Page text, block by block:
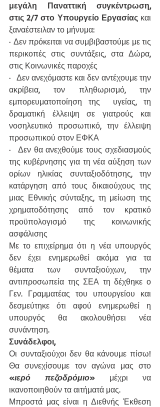
μεγάλη Παναττική συγκέντρωση,
στις 2/7 στο Υπουργείο Εργασίας και
ξαναέστειλαν το μήνυμα:
· Δεν πρόκειται να συμβιβαστούμε με τις
περικοπές στις συντάξεις, στα Δώρα,
στις Κοινωνικές παροχές
·  Δεν ανεχόμαστε και δεν αντέχουμε την
ακρίβεια, τον πληθωρισμό, την
εμπορευματοποίηση της  υγείας, τη
δραματική έλλειψη σε γιατρούς και
νοσηλευτικό προσωπικό, την έλλειψη
προσωπικού στον ΕΦΚΑ
·  Δεν θα ανεχθούμε τους σχεδιασμούς
της κυβέρνησης για τη νέα αύξηση των
ορίων ηλικίας συνταξιοδότησης, την
κατάργηση από τους δικαιούχους της
μιας Εθνικής σύνταξης, τη μείωση της
χρηματοδότησης από τον κρατικό
προϋπολογισμό της κοινωνικής
ασφάλισης
Με το επιχείρημα ότι η νέα υπουργός
δεν έχει ενημερωθεί ακόμα για τα
θέματα των συνταξιούχων, την
αντιπροσωπεία της ΣΕΑ τη δέχθηκε ο
Γεν. Γραμματέας του υπουργείου και
δεσμεύτηκε ότι αφού ενημερωθεί η
υπουργός θα ακολουθήσει νέα
συνάντηση.
Συνάδελφοι,
Οι συνταξιούχοι δεν θα κάνουμε πίσω!
«ιερό πεζοδρόμιο» μέχρι να
ικανοποιηθούν τα αιτήματά μας.
Μπροστά μας είναι η Διεθνής Έκθεση